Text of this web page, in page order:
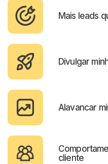
Mais leads
Divulgar
Alavancar
cliente